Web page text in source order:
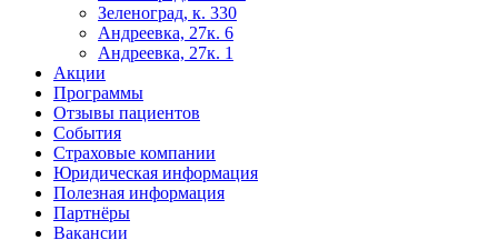
Зеленоград, к. 330
Андреевка, 27к. 6
Андреевка, 27к. 1
Акции
Программы
Отзывы пациентов
События
Страховые компании
Юридическая информация
Полезная информация
Партнёры
Вакансии